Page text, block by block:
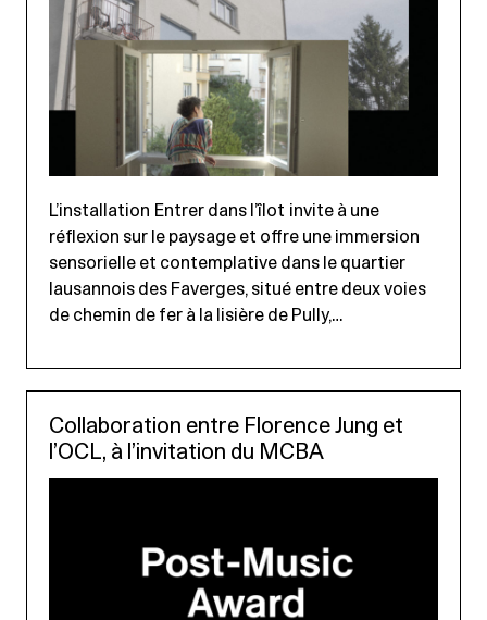
L’installation Entrer dans l’îlot invite à une
réflexion sur le paysage et offre une immersion
sensorielle et contemplative dans le quartier
lausannois des Faverges, situé entre deux voies
de chemin de fer à la lisière de Pully,…
Collaboration entre Florence Jung et
l’OCL, à l’invitation du MCBA